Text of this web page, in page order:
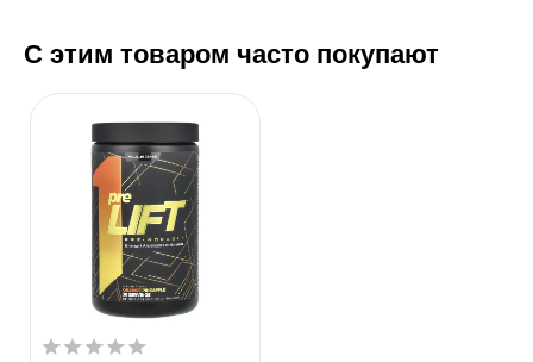
С этим товаром часто покупают